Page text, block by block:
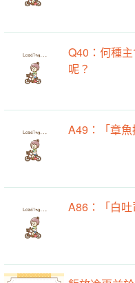
Q40：何種
呢？
A49：「章
A86：「白